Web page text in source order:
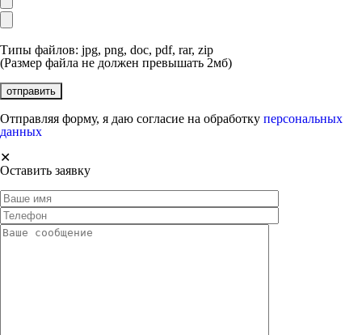
Типы файлов: jpg, png, doc, pdf, rar, zip
(Размер файла не должен превышать 2мб)
Отправляя форму, я даю согласие на обработку персональных
данных
✕
Оставить заявку